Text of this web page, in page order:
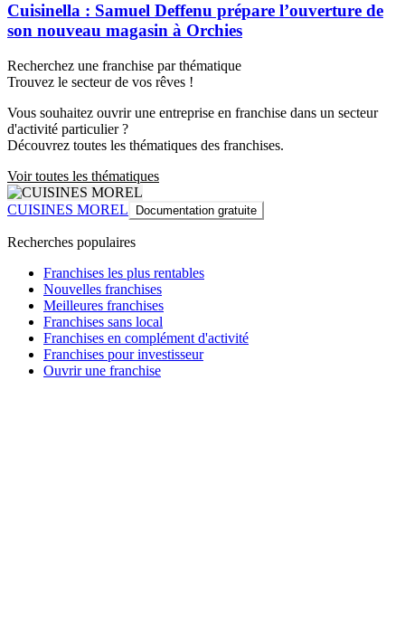
Cuisinella : Samuel Deffenu prépare l’ouverture de
son nouveau magasin à Orchies
Recherchez une franchise par thématique
Trouvez le secteur de vos rêves !
Vous souhaitez ouvrir une entreprise en franchise dans un secteur
d'activité particulier ?
Découvrez toutes les thématiques des franchises.
Voir toutes les thématiques
CUISINES MOREL Documentation gratuite
Recherches populaires
Franchises les plus rentables
Nouvelles franchises
Meilleures franchises
Franchises sans local
Franchises en complément d'activité
Franchises pour investisseur
Ouvrir une franchise